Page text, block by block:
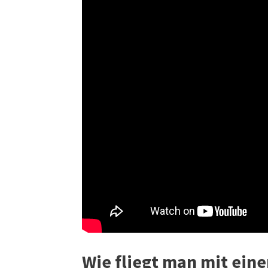
Wie fliegt man mit